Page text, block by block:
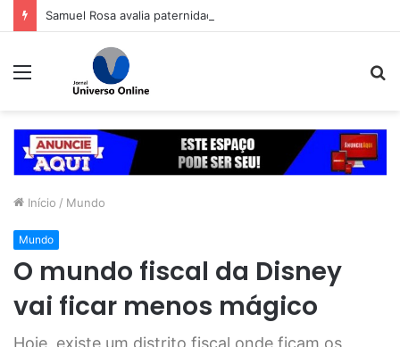
Menu
Início / Mundo
Mundo
O mundo fiscal da Disney
vai ficar menos mágico
Hoje, existe um distrito fiscal onde ficam os